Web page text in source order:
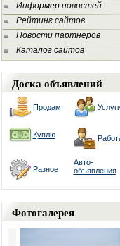
Информер новостей
Рейтинг сайтов
Новости партнеров
Каталог сайтов
Доска объявлений
Продам
Куплю
Разное
Авто-
объявления
Фотогалерея